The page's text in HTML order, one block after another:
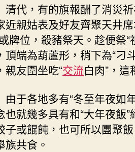
清代，有的旗報酬了消災
近親姑表及好友齊聚天井
牌位，殺豬祭天。趁便祭
頂端為葫蘆形，稍下為“刁
親友圍坐吃“交流白肉”，這
由于各地多有“冬至年夜如
也就幾多具有和“大年夜飯
子或餛飩，也可所以團聚
族共食。